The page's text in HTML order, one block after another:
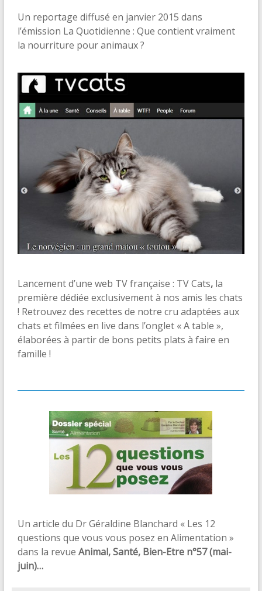
Un reportage diffusé en janvier 2015 dans
l’émission La Quotidienne : Que contient vraiment
la nourriture pour animaux ?
Lancement d’une web TV française : TV Cats,la
première dédiée exclusivement à nos amis les chats
! Retrouvez des recettes de notre cru adaptées aux
chats et filmées en live dans l’onglet « A table »,
élaborées à partir de bons petits plats à faire en
famille !
Un article du Dr Géraldine Blanchard « Les 12
questions que vous vous posez en Alimentation »
dans la revue Animal, Santé, Bien-Etre n°57 (mai-
juin)…